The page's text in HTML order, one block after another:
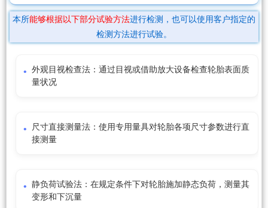
本所能够根据以下部分试验方法进行检测，也可以使用客户指定的
检测方法进行试验。
外观目视检查法：通过目视或借助放大设备检查轮胎表面质
量状况
尺寸直接测量法：使用专用量具对轮胎各项尺寸参数进行直
接测量
静负荷试验法：在规定条件下对轮胎施加静态负荷，测量其
变形和下沉量